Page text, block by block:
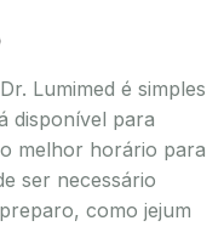
Lumimed é simples
disponível para
melhor horário para
ser necessário
como jejum